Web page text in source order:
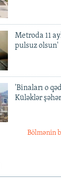
Metroda 11
pulsuz olsun'
'Binaları o
Küləklər
Bölmənin